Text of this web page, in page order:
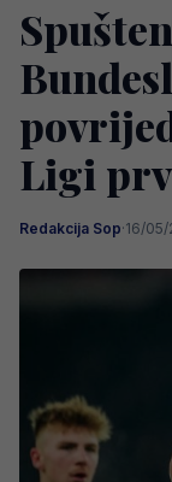
Ligi
Redakcija Sop·16/